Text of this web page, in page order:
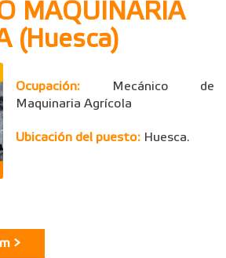
MAQUINARIA
(Huesca)
Ocupación: Mecánico de
Maquinaria Agrícola
Ubicación del puesto: Huesca.